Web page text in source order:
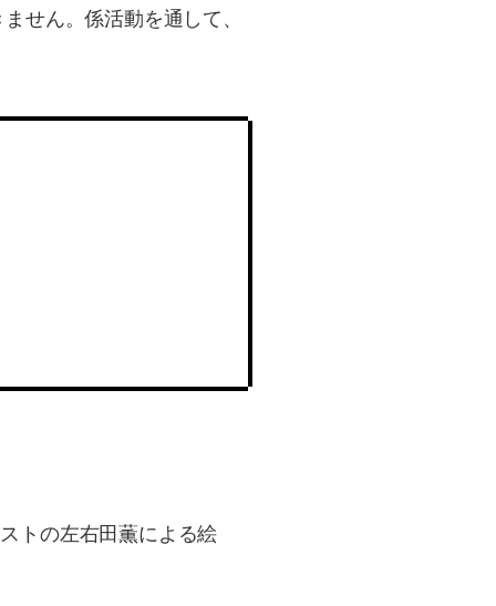
せん。係活動を通して、
トの左右田薫による絵